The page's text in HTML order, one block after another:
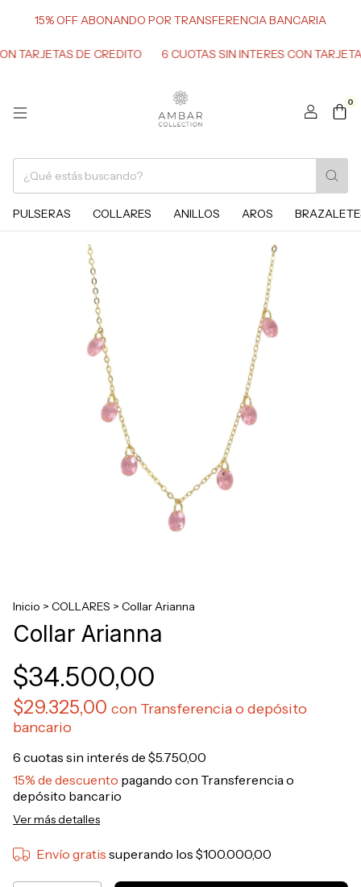
15% OFF ABONANDO POR TRANSFERENCIA BANCARIA
DE CREDITO 6 CUOTAS SIN INTERES CON TARJETAS
0
PULSERAS COLLARES ANILLOS AROS
Inicio > COLLARES > Collar Arianna
Collar Arianna
$34.500,00
$29.325,00 con Transferencia o depósito
bancario
6 cuotas sin interés de $5.750,00
15% de descuento pagando con Transferencia o
depósito bancario
Ver más detalles
Envío gratis superando los$100.000,00